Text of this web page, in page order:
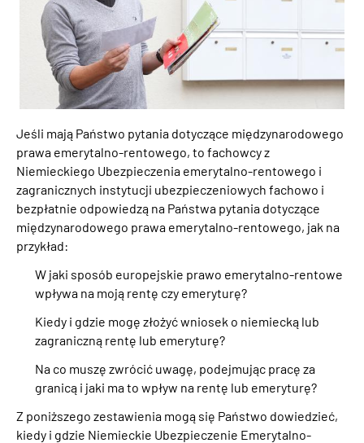
Mein Kundenportal
Jeśli mają Państwo pytania dotyczące międzynarodowego
prawa emerytalno-rentowego, to fachowcy z
Niemieckiego Ubezpieczenia emerytalno-rentowego i
zagranicznych instytucji ubezpieczeniowych fachowo i
bezpłatnie odpowiedzą na Państwa pytania dotyczące
międzynarodowego prawa emerytalno-rentowego, jak na
przykład:
W jaki sposób europejskie prawo emerytalno-rentowe
wpływa na moją rentę czy emeryturę?
Kiedy i gdzie mogę złożyć wniosek o niemiecką lub
zagraniczną rentę lub emeryturę?
Na co muszę zwrócić uwagę, podejmując pracę za
granicą i jaki ma to wpływ na rentę lub emeryturę?
Z poniższego zestawienia mogą się Państwo dowiedzieć,
kiedy i gdzie Niemieckie Ubezpieczenie Emerytalno-